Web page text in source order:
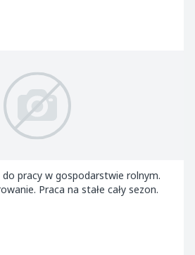
pracy w gospodarstwie rolnym.
Praca na stałe cały sezon.